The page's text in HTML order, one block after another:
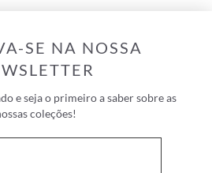
SE NA NOSSA
e seja o primeiro a saber sobre as
coleções!